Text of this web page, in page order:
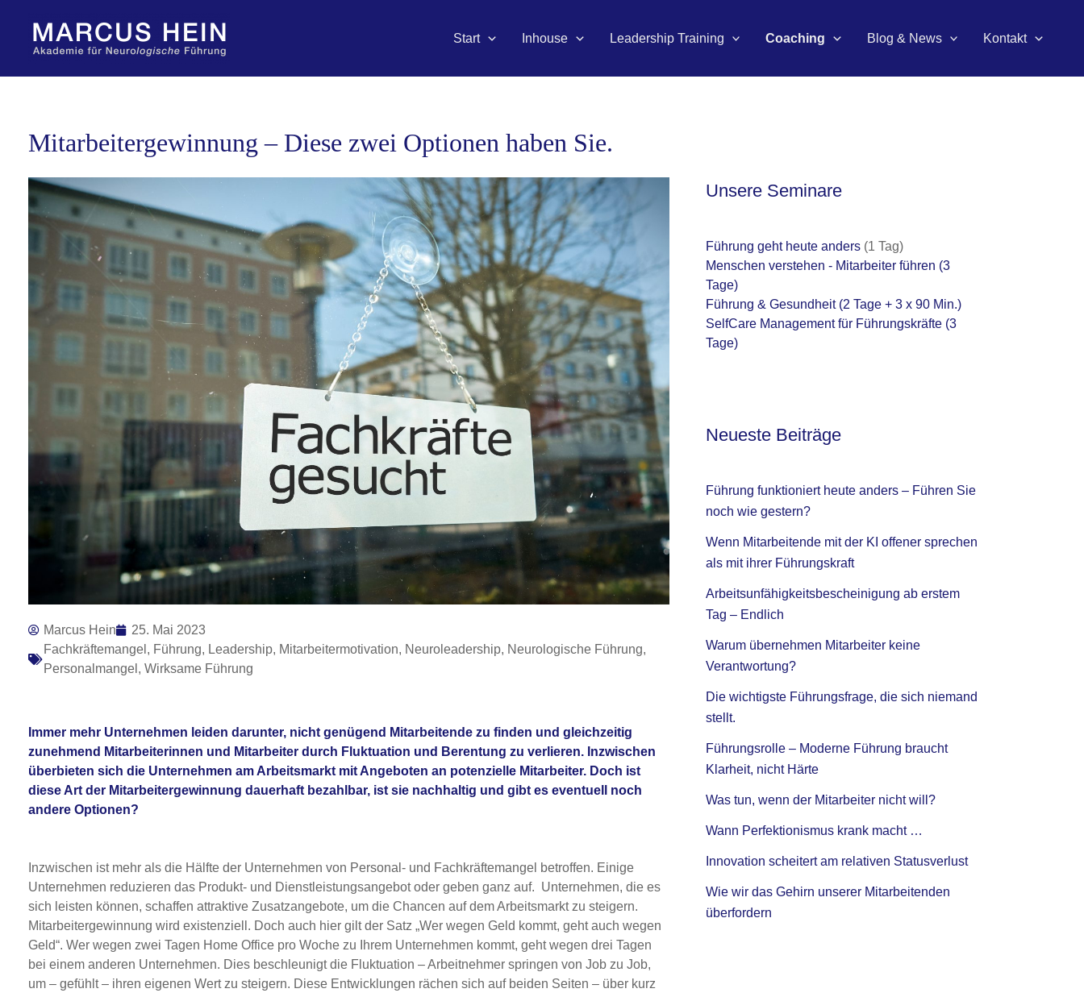
springen
Start Inhouse Leadership Training Coaching Blog & News Kontakt
Mitarbeitergewinnung – Diese zwei Optionen haben Sie.
Marcus Hein
25. Mai 2023
Fachkräftemangel , Führung, Leadership, Mitarbeitermotivation, Neuroleadership, Neurologische Führung,
Personalmangel , Wirksame Führung
Immer mehr Unternehmen leiden darunter, nicht genügend Mitarbeitende zu finden und gleichzeitig
zunehmend Mitarbeiterinnen und Mitarbeiter durch Fluktuation und Berentung zu verlieren. Inzwischen
überbieten sich die Unternehmen am Arbeitsmarkt mit Angeboten an potenzielle Mitarbeiter. Doch ist
diese Art der Mitarbeitergewinnung dauerhaft bezahlbar, ist sie nachhaltig und gibt es eventuell noch
andere Optionen?
Inzwischen ist mehr als die Hälfte der Unternehmen von Personal- und Fachkräftemangel betroffen. Einige
Unternehmen reduzieren das Produkt- und Dienstleistungsangebot oder geben ganz auf. Unternehmen, die es
sich leisten können, schaffen attraktive Zusatzangebote, um die Chancen auf dem Arbeitsmarkt zu steigern.
Mitarbeitergewinnung wird existenziell. Doch auch hier gilt der Satz „Wer wegen Geld kommt, geht auch wegen
Geld“. Wer wegen zwei Tagen Home Office pro Woche zu Ihrem Unternehmen kommt, geht wegen drei Tagen
bei einem anderen Unternehmen. Dies beschleunigt die Fluktuation – Arbeitnehmer springen von Job zu Job,
um – gefühlt – ihren eigenen Wert zu steigern. Diese Entwicklungen rächen sich auf beiden Seiten – über kurz
Unsere Seminare
Führung geht heute anders (1 Tag)
Menschen verstehen - Mitarbeiter führen (3
Tage)
Führung & Gesundheit(2 Tage + 3 x 90 Min.)
SelfCare Management für Führungskräfte (3
Tage)
Neueste Beiträge
Führung funktioniert heute anders – Führen Sie
noch wie gestern?
Wenn Mitarbeitende mit der KI offener sprechen
als mit ihrer Führungskraft
Arbeitsunfähigkeitsbescheinigung ab erstem
Tag – Endlich
Warum übernehmen Mitarbeiter keine
Verantwortung?
Die wichtigste Führungsfrage, die sich niemand
stellt.
Führungsrolle – Moderne Führung braucht
Klarheit, nicht Härte
Was tun, wenn der Mitarbeiter nicht will?
Wann Perfektionismus krank macht …
Innovation scheitert am relativen Statusverlust
Wie wir das Gehirn unserer Mitarbeitenden
überfordern